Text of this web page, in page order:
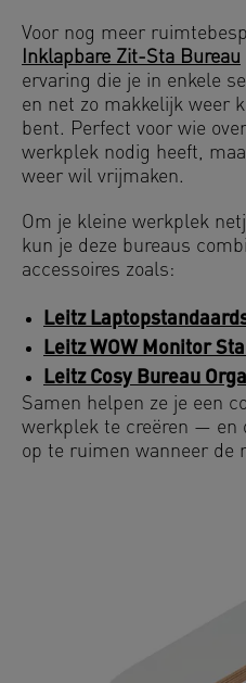
Voor nog meer
Inklapbare Zit-Sta Bureau
ervaring die je in enkele
en net zo makkelijk weer
bent. Perfect voor wie
werkplek nodig heeft,
weer wil vrijmaken.
Om je kleine werkplek
kun je deze bureaus
accessoires zoals:
Leitz
Leitz WOW Monitor
Leitz Cosy Bureau
Samen helpen ze je een
werkplek te creëren — en
op te ruimen wanneer de